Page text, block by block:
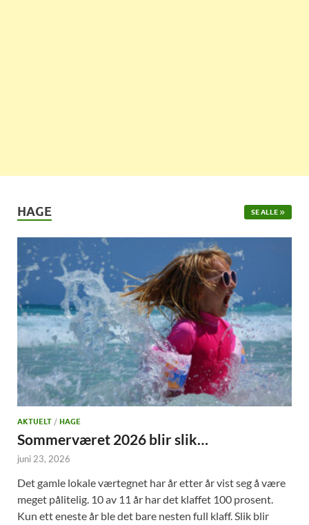
HAGE SE ALLE
AKTUELT / HAGE
Sommerværet 2026 blir slik…
juni 23, 2026
Det gamle lokale værtegnet har år etter år vist seg å være
meget pålitelig. 10 av 11 år har det klaffet 100 prosent.
Kun ett eneste år ble det bare nesten full klaff. Slik blir